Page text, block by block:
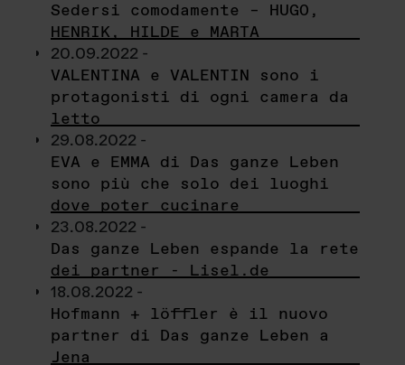
Sedersi comodamente – HUGO,
HENRIK, HILDE e MARTA
20.09.2022 -
VALENTINA e VALENTIN sono i
protagonisti di ogni camera da
letto
29.08.2022 -
EVA e EMMA di Das ganze Leben
sono più che solo dei luoghi
dove poter cucinare
23.08.2022 -
Das ganze Leben espande la rete
dei partner - Lisel.de
18.08.2022 -
Hofmann + löffler è il nuovo
partner di Das ganze Leben a
Jena